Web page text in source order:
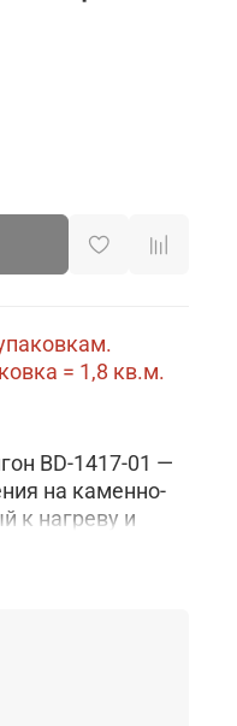
= 1,8 кв.м.
BD-1417-01 —
на каменно-
к нагреву и
LVT
и
пятен. Прочный
и быструю